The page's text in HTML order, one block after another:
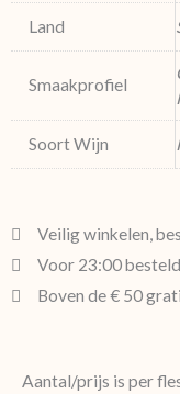
Land
Smaakprofiel
Soort Wijn
Veilig winkelen,
Voor 23:00
Boven de € 50
Aantal/prijs is per